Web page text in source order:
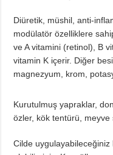
Diüretik, müshil, anti-
modülatör özelliklere
ve A vitamini (retinol), B
vitamin K içerir. Diğer
magnezyum, krom,
Kurutulmuş yapraklar,
özler, kök tentürü, meyve
Cilde